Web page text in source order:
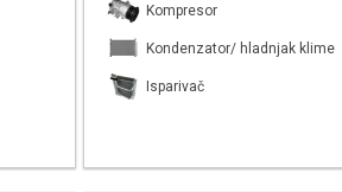
Kompresor
Kondenzator/ hladnjak klime
Isparivač